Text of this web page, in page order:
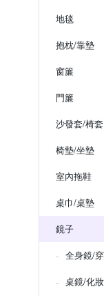
地毯
抱枕/靠墊
窗簾
門簾
沙發套/椅套
椅墊/坐墊
室內拖鞋
桌巾/桌墊
鏡子
全身鏡/
桌鏡/化